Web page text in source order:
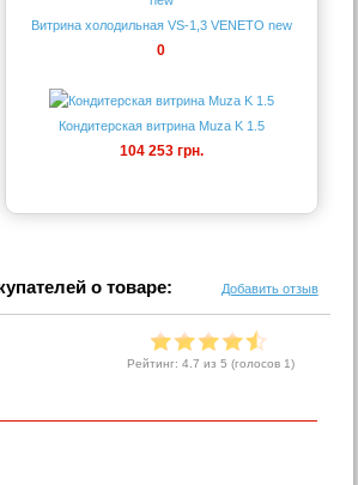
Витрина холодильная VS-1,3 VENETO new
0
Кондитерская витрина Muza K 1.5
104 253 грн.
о товаре: Добавить отзыв
Рейтинг: 4.7 из 5 (голосов 1)